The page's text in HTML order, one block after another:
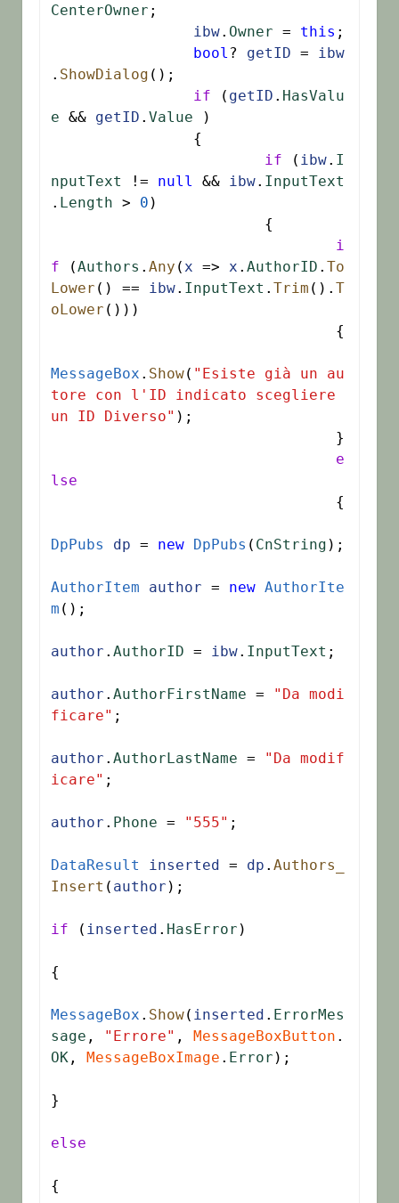
CenterOwner ;
ibw. Owner = this ;
bool ? getID =
ibw
. ShowDialog ();
if ( getID . HasValu
e && getID . Value )
if ( ibw. I
nputText != null && ibw. InputText
. Length > 0 )
i
f (Authors . Any ( x => x . AuthorID . To
Lower () == ibw. InputText . Trim (). T
oLower ()))
MessageBox . Show( "Esiste già un au
tore con l'ID indicato scegliere
un ID Diverso" );
e
lse
DpPubs dp = new DpPubs ( CnString );
AuthorItem author = new AuthorIte
m ();
author . AuthorID = ibw. InputText ;
author . AuthorFirstName =
"Da modi
ficare" ;
author . AuthorLastName =
"Da modif
icare" ;
author . Phone = "555" ;
DataResult inserted = dp . Authors_
Insert ( author );
if ( inserted . HasError )
{
MessageBox . Show( inserted . ErrorMes
sage , "Errore" , MessageBoxButton .
OK, MessageBoxImage . Error );
}
else
{